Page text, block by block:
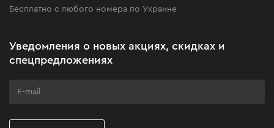
Клуб мастерства
Бесплатно с любого номера по Украине
Уведомления о новых акциях, скидках и
спецпредложениях